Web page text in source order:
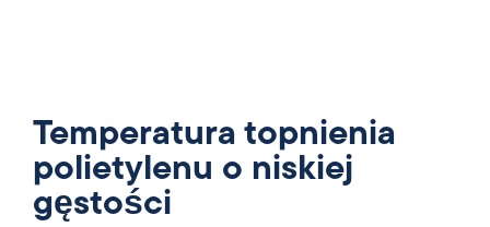
Temperatura topnienia
polietylenu o niskiej
gęstości